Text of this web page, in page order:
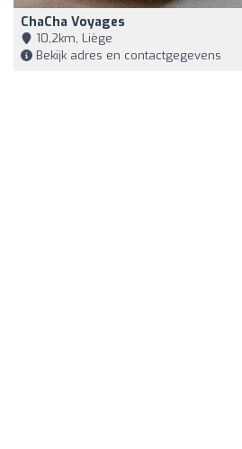
ChaCha Voyages
10,2km, Liège
Bekijk adres en contactgegevens